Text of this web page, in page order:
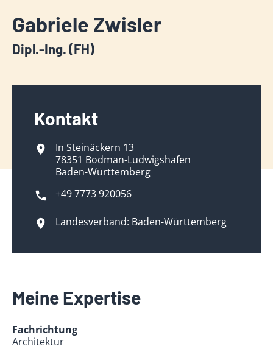
Gabriele Zwisler
Dipl.-Ing. (FH)
Kontakt
In Steinäckern 13
78351 Bodman-Ludwigshafen
Baden-Württemberg
+49 7773 920056
Landesverband: Baden-Württemberg
Meine Expertise
Fachrichtung
Architektur